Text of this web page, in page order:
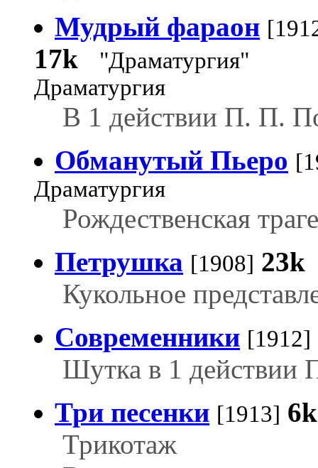
Мудрый фараон
17k
"Драматургия"
Драматургия
В 1 действии П. П.
Обманутый Пьеро
Драматургия
Рождественская
Петрушка [1908] 23k
Кукольное
Современники [1912]
Шутка в 1 действии
Три песенки [1913] 6k
Трикотаж